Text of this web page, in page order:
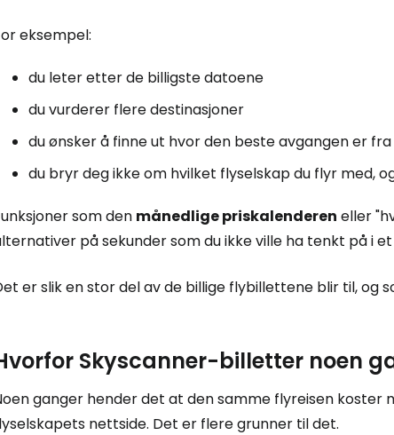
eksempel:
du leter etter de billigste datoene
du vurderer flere destinasjoner
du ønsker å finne ut hvor den beste avgangen er fra
du bryr deg ikke om hvilket flyselskap du flyr med,
som den månedlige priskalenderen eller
på sekunder som du ikke ville ha tenkt på i
er slik en stor del av de billige flybillettene blir til, og
Skyscanner-billetter noen
ganger hender det at den samme flyreisen koster
nettside. Det er flere grunner til det.
Logg inn på
... det verdensomspennende